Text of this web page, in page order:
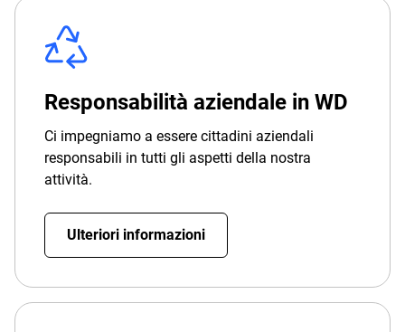
Responsabilità aziendale in WD
Ci impegniamo a essere cittadini aziendali
responsabili in tutti gli aspetti della nostra
attività.
Ulteriori informazioni